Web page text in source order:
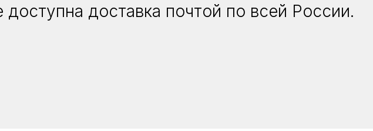
доступна доставка почтой по всей России.